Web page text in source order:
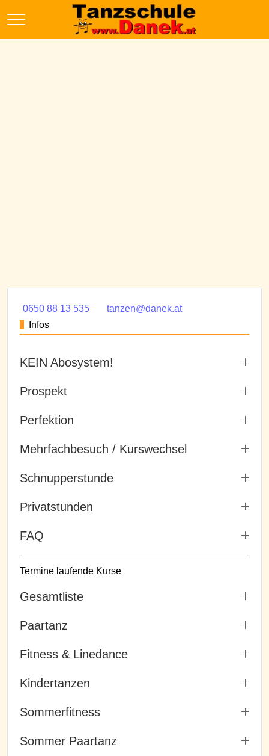
Mobile Menu Toggle
0650 88 13 535
tanzen@danek.at
Infos
KEIN Abosystem!
Prospekt
Perfektion
Mehrfachbesuch / Kurswechsel
Schnupperstunde
Privatstunden
FAQ
Termine laufende Kurse
Gesamtliste
Paartanz
Fitness & Linedance
Kindertanzen
Sommerfitness
Sommer Paartanz